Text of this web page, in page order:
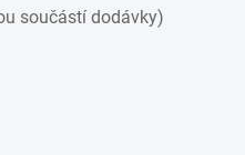
součástí dodávky)